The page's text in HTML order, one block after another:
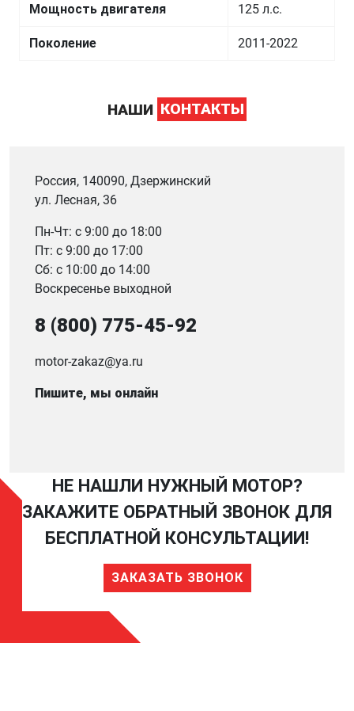
Мощность двигателя 125 л.с.
Поколение 2011-2022
НАШИ КОНТАКТЫ
Россия, 140090, Дзержинский
ул. Лесная, 36
Пн-Чт: с 9:00 до 18:00
Пт: с 9:00 до 17:00
Сб: с 10:00 до 14:00
Воскресенье выходной
8 (800) 775-45-92
motor-zakaz@ya.ru
Пишите, мы онлайн
НЕ НАШЛИ НУЖНЫЙ МОТОР?
ЗАКАЖИТЕ ОБРАТНЫЙ ЗВОНОК ДЛЯ
БЕСПЛАТНОЙ КОНСУЛЬТАЦИИ!
ЗАКАЗАТЬ ЗВОНОК